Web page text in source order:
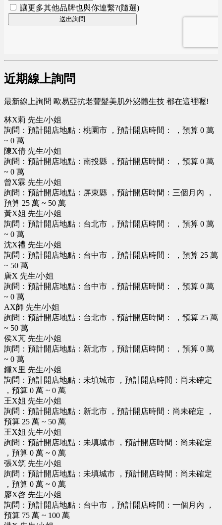
近期線上詢問
最新線上詢問 歐易亞抗老豐髮美肌外泌體生技 都在這裡喔!
林X莉 先生/小姐
詢問：預計開店地點：桃園市 ，預計開店時間： ，預算 0 萬
~ 0 萬
陳X倩 先生/小姐
詢問：預計開店地點：南投縣 ，預計開店時間： ，預算 0 萬
~ 0 萬
曾X霖 先生/小姐
詢問：預計開店地點：屏東縣 ，預計開店時間：三個月內 ，
預算 25 萬 ~ 50 萬
黃X姐 先生/小姐
詢問：預計開店地點：台北市 ，預計開店時間： ，預算 0 萬
~ 0 萬
沈X禮 先生/小姐
詢問：預計開店地點：台中市 ，預計開店時間： ，預算 25 萬
~ 50 萬
唐X 先生/小姐
詢問：預計開店地點：台中市 ，預計開店時間： ，預算 0 萬
~ 0 萬
AX師 先生/小姐
詢問：預計開店地點：台北市 ，預計開店時間： ，預算 25 萬
~ 50 萬
侯X芃 先生/小姐
詢問：預計開店地點：新北市 ，預計開店時間： ，預算 0 萬
~ 0 萬
鍾X里 先生/小姐
詢問：預計開店地點：未填城市 ，預計開店時間：尚未確定
，預算 0 萬 ~ 0 萬
王X姐 先生/小姐
詢問：預計開店地點：新北市 ，預計開店時間：尚未確定 ，
預算 25 萬 ~ 50 萬
王X姐 先生/小姐
詢問：預計開店地點：未填城市 ，預計開店時間：尚未確定
，預算 0 萬 ~ 0 萬
張X筑 先生/小姐
詢問：預計開店地點：未填城市 ，預計開店時間：尚未確定
，預算 0 萬 ~ 0 萬
廖X啓 先生/小姐
詢問：預計開店地點：台中市 ，預計開店時間：一個月內 ，
預算 75 萬 ~ 100 萬